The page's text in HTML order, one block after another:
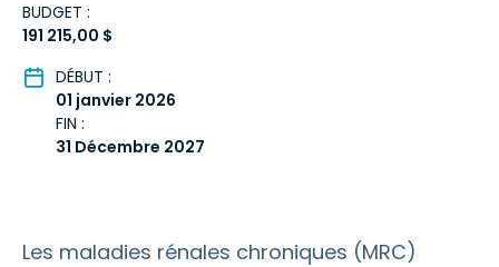
BUDGET :
191 215,00 $
DÉBUT :
01 janvier 2026
FIN :
31 Décembre 2027
Les maladies rénales chroniques (MRC)